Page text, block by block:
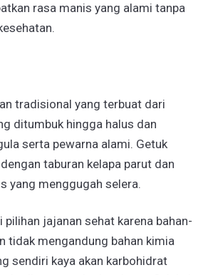
rasa manis yang alami tanpa
tradisional yang terbuat dari
ditumbuk hingga halus dan
serta pewarna alami. Getuk
taburan kelapa parut dan
yang menggugah selera.
pilihan jajanan sehat karena bahan-
tidak mengandung bahan kimia
sendiri kaya akan karbohidrat